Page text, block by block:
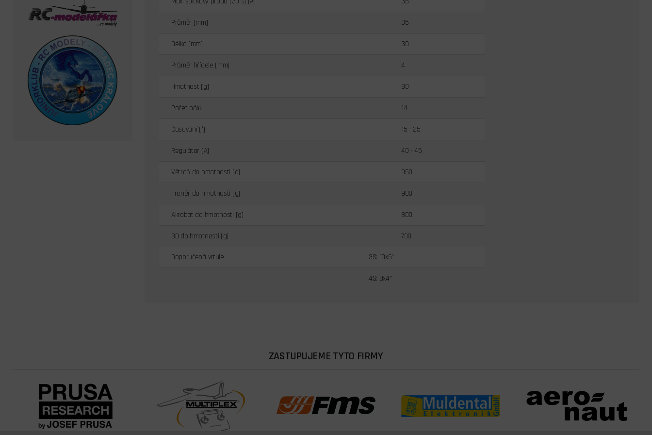
Průměr [mm] 35
Délka [mm] 30
Průměr hřídele [mm] 4
Hmotnost [g] 80
Počet pólů 14
Časování [°] 15 - 25
Regulátor [A] 40 - 45
Větroň do hmotnosti [g] 950
Trenér do hmotnosti [g] 900
Akrobat do hmotnosti [g] 800
3D do hmotnosti [g] 700
Doporučená vrtule 3S: 10x5”
4S: 8x4”
ZASTUPUJEME TYTO FIRMY